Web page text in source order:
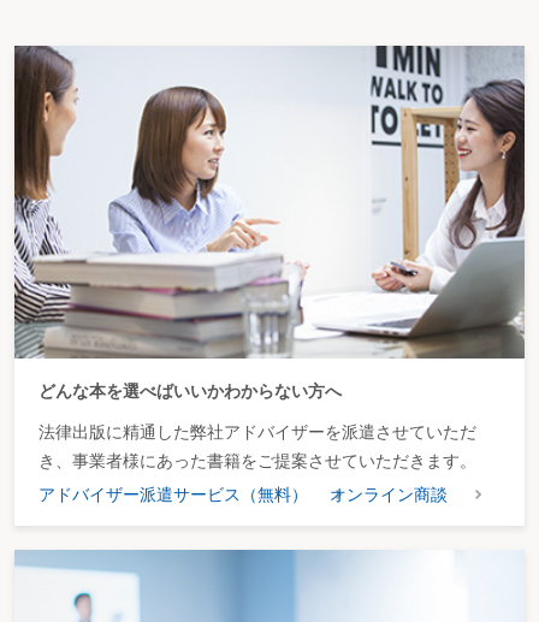
２－97 法定利率は何年ごとに変動するか
２－98 利息はいつから発生するか
２－99 利息はどれだけの期間延滞すると元本に組み入れることができるよう
になるか
２－100 選択債権の選択権が移転するのはいつか
２－101 債務の履行遅滞はいつ発生するか
２－102 債務不履行としての履行不能は、債務の履行がいつ不能になった場
合か
２－103 受領遅滞による債権者の責任が生じるのはいつからか
２－104 当事者双方の責めに帰すことのできない履行不能がいつ発生すると
一方当事者の責めに帰すべきものとみなされるか
２－105 債務不履行による損害賠償で、填補賠償の損害額算定の基準時はい
つか
２－106 中間利息控除の際に適用されるべき利率は、いつの時点の法定利率
か
２－107 金銭債務の不履行責任については、いつの時点の法定利率が適用さ
れるか
２－108 詐害行為取消権を行使できるのは、いつの原因に基づいて発生した
債権か
２－109 詐害行為取消権において債権者を害するか否かを判断する基準時は
いつか
２－112 外国金銭債権の弁済に使用する通貨の換算はいつを基準に行うか
２－113 選択債権の選択の効力はいつ発生するか
２－114 詐害行為による価格賠償はいつを基準に算定されるか
２－115 詐害行為取消権の行使により受益者又は転得者に請求する遅延損害
どんな本を選べばいいかわからない方へ
法律出版に精通した弊社アドバイザーを派遣させていただ
き、事業者様にあった書籍をご提案させていただきます。
アドバイザー派遣サービス（無料）
オンライン商談